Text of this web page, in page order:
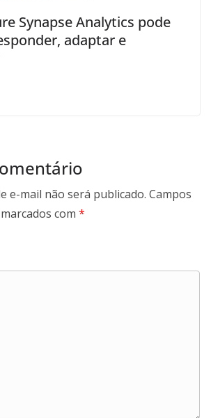
Synapse Analytics pode
adaptar e
e-mail não será publicado. Campos
com *